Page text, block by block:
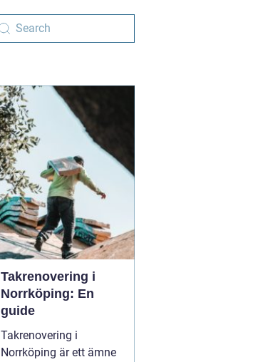
Takrenovering i
Norrköping: En
guide
Takrenovering i
Norrköping är ett ämne